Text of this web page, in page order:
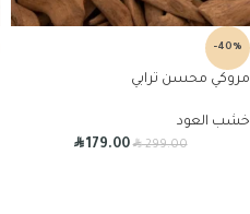
-40%
مروكي محسن ترابي
خشب العود
R299.00
R179.00